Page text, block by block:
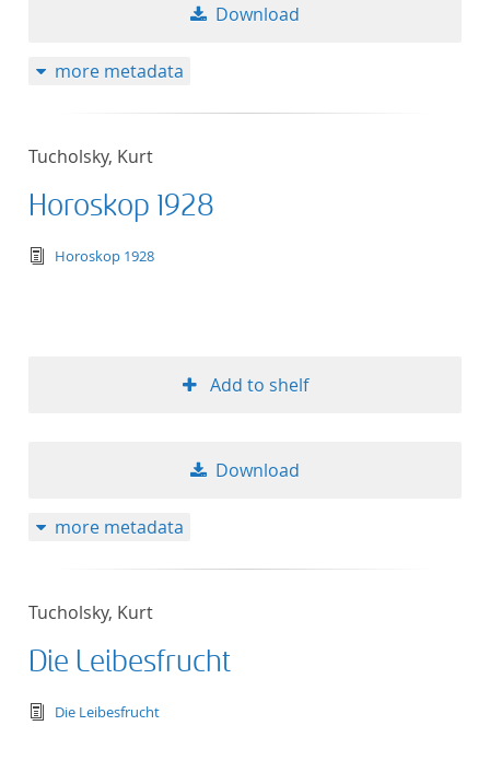
Download
more metadata
Tucholsky, Kurt
Horoskop 1928
text/tg.edition+tg.aggregation+xml
Horoskop 1928
Add to shelf
Download
more metadata
Tucholsky, Kurt
Die Leibesfrucht
text/tg.edition+tg.aggregation+xml
Die Leibesfrucht